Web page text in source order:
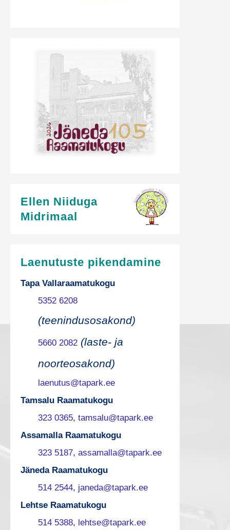
Ellen Niiduga
Midrimaal
Laenutuste pikendamine
Tapa Vallaraamatukogu
5352 6208
(teenindusosakond)
5660 2082 (laste- ja
noorteosakond)
laenutus@tapark.ee
Tamsalu Raamatukogu
323 0365, tamsalu@tapark.ee
Assamalla Raamatukogu
323 5187, assamalla@tapark.ee
Jäneda Raamatukogu
514 2544, janeda@tapark.ee
Lehtse Raamatukogu
514 5388, lehtse@tapark.ee